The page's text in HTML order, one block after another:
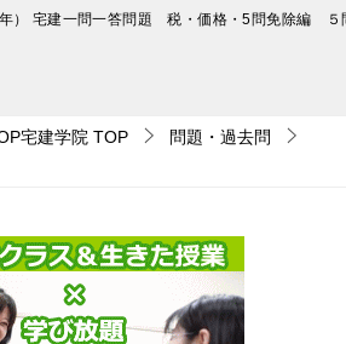
宅建学院 TOP
問題・過去問